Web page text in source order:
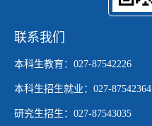
联系我们
本科生教育：027-87542226
本科生招生就业：027-87542364
研究生招生：027-87543035